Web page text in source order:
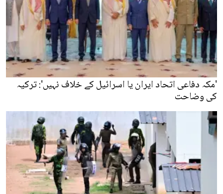
'مکہ دفاعی اتحاد ایران یا اسرائیل کے خلاف نہیں': ترکیہ
کی وضاحت